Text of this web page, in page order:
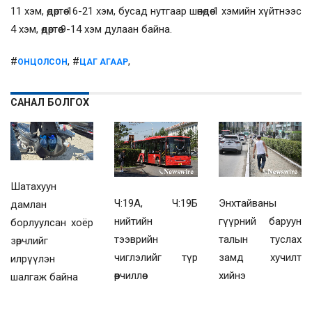
11 хэм, өдөртөө 16-21 хэм, бусад нутгаар шөнөдөө 1 хэмийн хүйтнээс
4 хэм, өдөртөө 9-14 хэм дулаан байна.
#ОНЦОЛСОН, #ЦАГ АГААР,
САНАЛ БОЛГОХ
Шатахуун
дамлан
борлуулсан хоёр
зөрчлийг
илрүүлэн
шалгаж байна
Ч:19А, Ч:19Б
нийтийн
тээврийн
чиглэлийг түр
өөрчиллөө
Энхтайваны
гүүрний баруун
талын туслах
замд хучилт
хийнэ